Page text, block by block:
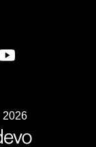
2026